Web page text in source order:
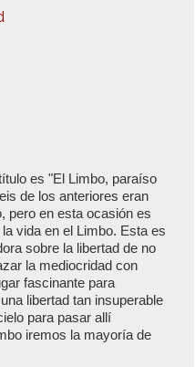
es "El Limbo, paraíso
de los anteriores eran
pero en esta ocasión es
vida en el Limbo. Esta es
sobre la libertad de no
la mediocridad con
fascinante para
libertad tan insuperable
para pasar allí
iremos la mayoría de